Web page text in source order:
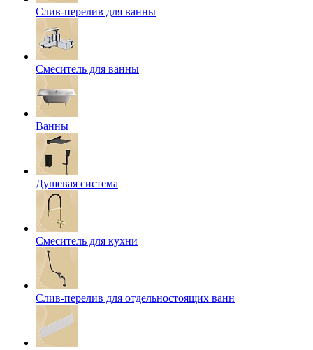
Слив-перелив для ванны
Смеситель для ванны
Ванны
Душевая система
Смеситель для кухни
Слив-перелив для отдельностоящих ванн